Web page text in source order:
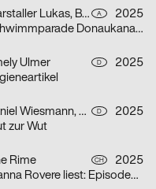
Marstaller Lukas, Béla Meiers A
2025
Schwimmparade Donaukanal 2025
Ulmer D
2025
Daniel Wiesmann, Radziejewski Robert D
2025
zur Wut
Rime CH
2025
Gianna Rovere liest: Episoden von Alltagselefanten